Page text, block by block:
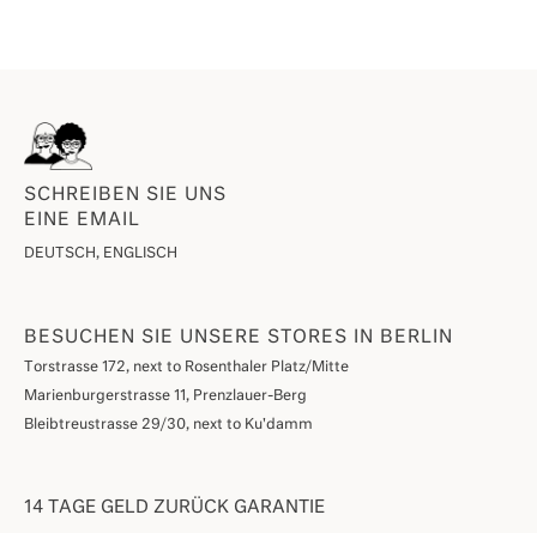
SCHREIBEN SIE UNS
EINE EMAIL
DEUTSCH, ENGLISCH
BESUCHEN SIE UNSERE STORES IN BERLIN
Torstrasse 172, next to Rosenthaler Platz/Mitte
Marienburgerstrasse 11, Prenzlauer-Berg
Bleibtreustrasse 29/30, next to Ku'damm
14 TAGE GELD ZURÜCK GARANTIE